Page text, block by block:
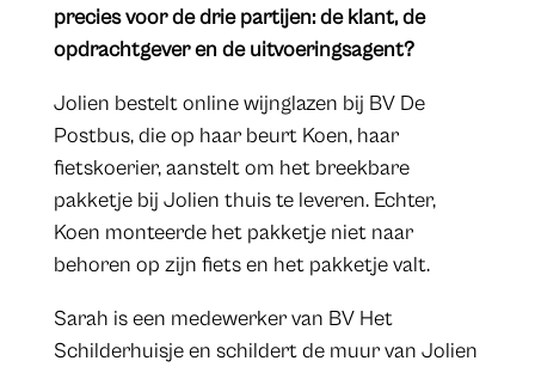
precies voor de drie partijen: de klant, de
opdrachtgever en de uitvoeringsagent?
Jolien bestelt online wijnglazen bij BV De
Postbus, die op haar beurt Koen, haar
fietskoerier, aanstelt om het breekbare
pakketje bij Jolien thuis te leveren. Echter,
Koen monteerde het pakketje niet naar
behoren op zijn fiets en het pakketje valt.
Sarah is een medewerker van BV Het
Schilderhuisje en schildert de muur van Jolien